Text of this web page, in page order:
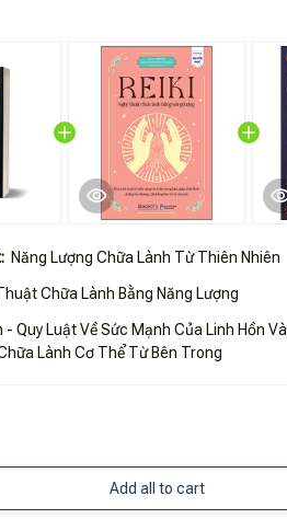
Năng Lượng Chữa Lành Từ Thiên Nhiên
Chữa Lành Bằng Năng Lượng
- Quy Luật Về Sức Mạnh Của Linh Hồn Và
Lành Cơ Thể Từ Bên Trong
Add all to cart